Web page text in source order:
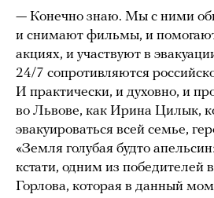
— Конечно знаю. Мы с ними
и снимают фильмы, и
акциях, и участвуют в
24/7 сопротивляются
И практически, и духовно, и
во Львове, как Ирина Цилык,
эвакуироваться всей семье,
«Земля голубая будто
кстати, одним из победителей
Горлова, которая в данный